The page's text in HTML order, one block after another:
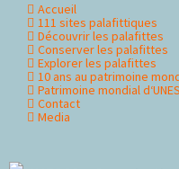
Aller
contenu
Accueil
111 sites palafittiques
Découvrir les palafittes
Conserver les palafittes
Explorer les palafittes
10 ans au patrimoine
Patrimoine mondial
Contact
Media